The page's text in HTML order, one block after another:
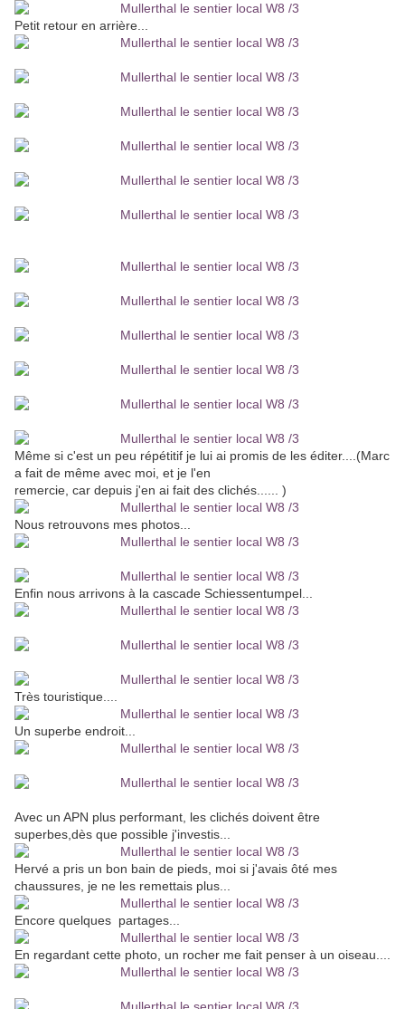
Petit retour en arrière...
Même si c'est un peu répétitif je lui ai promis de les éditer....(Marc
a fait de même avec moi, et je l'en
remercie, car depuis j'en ai fait des clichés...... )
Nous retrouvons mes photos...
Enfin nous arrivons à la cascade Schiessentumpel...
Très touristique....
Un superbe endroit...
Avec un APN plus performant, les clichés doivent être
superbes,dès que possible j'investis...
Hervé a pris un bon bain de pieds, moi si j'avais ôté mes
chaussures, je ne les remettais plus...
Encore quelques partages...
En regardant cette photo, un rocher me fait penser à un oiseau....